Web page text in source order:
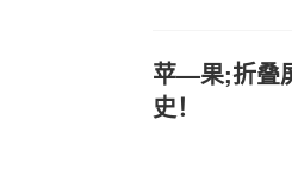
苹—果;折叠
史！